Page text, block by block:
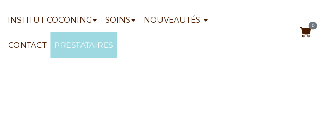
INSTITUT COCONING SOINS NOUVEAUTÉS
CONTACT PRESTATAIRES
0